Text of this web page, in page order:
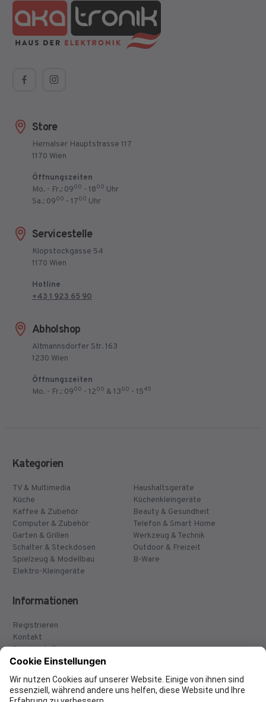
Store
Hernalser Hauptstrasse 117
1170 Wien
Öffnungszeiten
Mo. - Fr.: 0900 - 1800 Uhr
Sa.: 0900 - 1700 Uhr
Servicestelle
Klopstockgasse 54
1170 Wien
Hotline
+43 1 923 65 90
Abholshop
Altmannsdorfer Str. 163
1230 Wien
Öffnungszeiten
Mo. - Fr.: 0900 - 1200 & 1300 - 1545
Kategorien
TV & Multimedia
Haushaltsgeräte
Küche
Küchenkleingeräte
Kaffee & Zubehör
Beauty & Gesundheit
Computer & Zubehör
Telefon & Smart Home
Garten & Grillen
Werkzeug & Technik
Schalter & Steckdosen
Outdoor & Freizeit
Spielzeug & Modellbau
B-Ware
Elektro-Kleingeräte
Informationen
Registrieren
Kontakt
Servicestellen
Versand & Lieferung
Widerruf